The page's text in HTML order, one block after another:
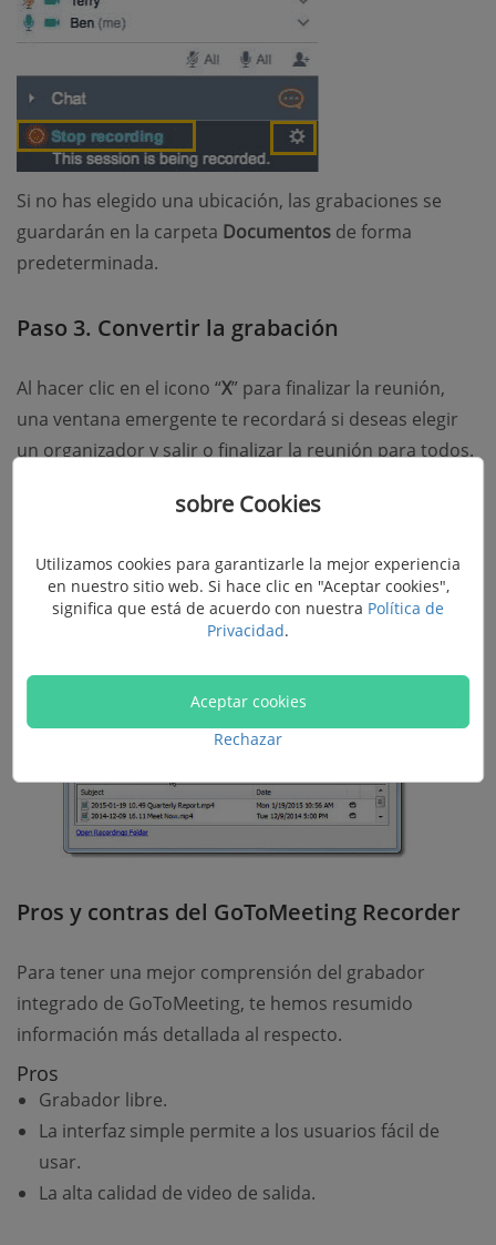
Si no has elegido una ubicación, las grabaciones se
guardarán en la carpeta Documentos de forma
predeterminada.
Paso 3. Convertir la grabación
Al hacer clic en el icono “X” para finalizar la reunión,
una ventana emergente te recordará si deseas elegir
un organizador y salir o finalizar la reunión para todos.
Finalizar reunión para todos
enConvertir grabación
Pros y contras del GoToMeeting Recorder
Para tener una mejor comprensión del grabador
integrado de GoToMeeting, te hemos resumido
información más detallada al respecto.
Pros
Grabador libre.
La interfaz simple permite a los usuarios fácil de
usar.
La alta calidad de video de salida.
sobre Cookies
Utilizamos cookies para garantizarle la mejor experiencia
en nuestro sitio web. Si hace clic en "Aceptar cookies",
significa que está de acuerdo con nuestra Política de
Privacidad.
Aceptar cookies
Rechazar